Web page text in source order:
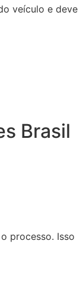
veículo e deve
Brasil
processo. Isso